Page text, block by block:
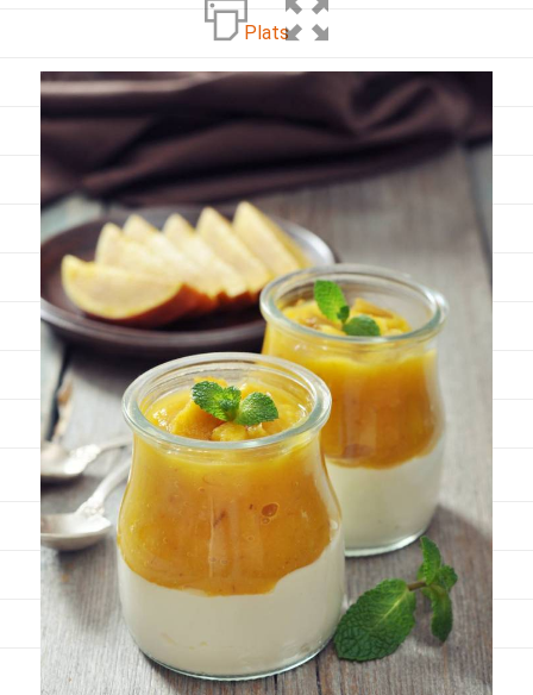
Plats
Poissons, coquillages, crustacés
Régime
Sans gluten
Sans lactose
Sans sel
Sauces et accompagnements
Végétarien
Viandes
Pratique
Mesures conversions
Lexique des différents termes de cuisine
Contact